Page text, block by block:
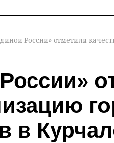
России» отметили
в